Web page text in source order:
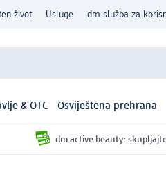
život Usluge dm služba za
& OTC Osviještena prehrana
dm active beauty: